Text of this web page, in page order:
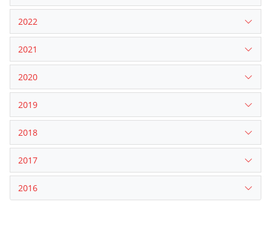
2022
2021
2020
2019
2018
2017
2016